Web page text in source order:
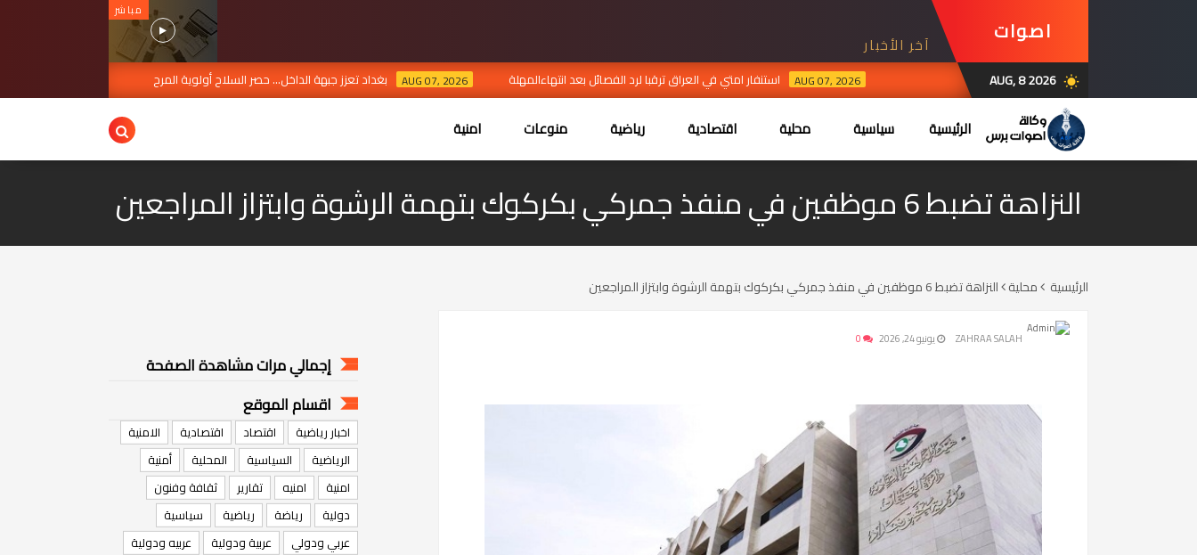
اصوات
برس
آخر الأخبار
مباشر
wb_sunny
AUG, 8 2026
AUG 07, 2026 استنفار امتي في العراق ترقبا لرد الفصائل بعد انتهاءالمهلة AUG 07, 2026 بغداد تعزز جبهة الداخل... حصر السلاح أولوية المرح
الرئيسية سياسية محلية اقتصادية رياضية منوعات امنية
النزاهة تضبط 6 موظفين في منفذ جمركي بكركوك بتهمة الرشوة وابتزاز المراجعين
الرئيسية محلية النزاهة تضبط 6 موظفين في منفذ جمركي بكركوك بتهمة الرشوة وابتزاز المراجعين
ZAHRAA SALAH يونيو 24, 2026
إجمالي مرات مشاهدة الصفحة
اقسام الموقع
اخبار رياضية اقتصاد اقتصادية
الامنية
الرياضية
السياسية المحلية
أمنية
امنية
امنيه تقارير
ثقافة وفنون
دولية
رياضة رياضية
سياسية
عربي ودولي
عربية ودولية
عربيه ودولية